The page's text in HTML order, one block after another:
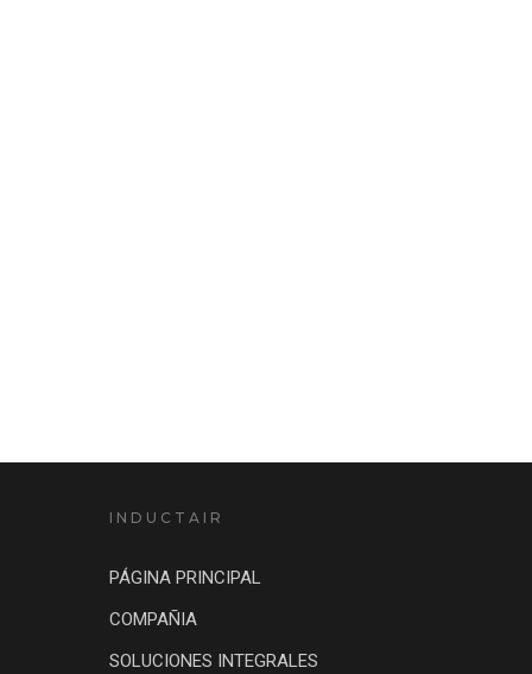
INDUCTAIR
PÁGINA PRINCIPAL
COMPAÑIA
SOLUCIONES INTEGRALES